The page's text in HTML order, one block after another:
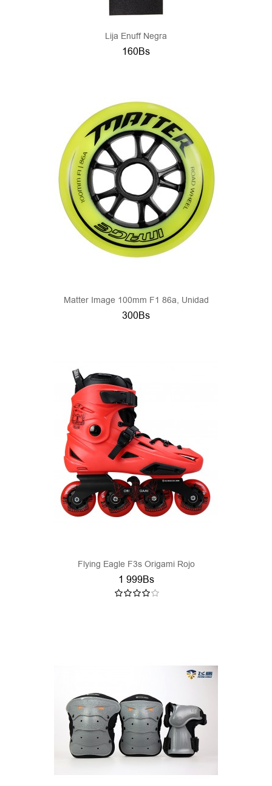
Lija Enuff Negra
160Bs
Matter Image 100mm F1 86a, Unidad
300Bs
Flying Eagle F3s Origami Rojo
1 999Bs